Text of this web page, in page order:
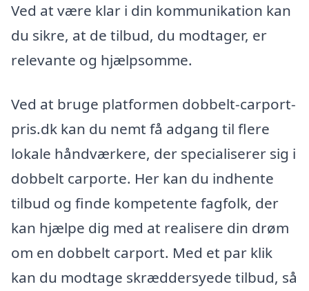
Ved at være klar i din kommunikation kan
du sikre, at de tilbud, du modtager, er
relevante og hjælpsomme.
Ved at bruge platformen dobbelt-carport-
pris.dk kan du nemt få adgang til flere
lokale håndværkere, der specialiserer sig i
dobbelt carporte. Her kan du indhente
tilbud og finde kompetente fagfolk, der
kan hjælpe dig med at realisere din drøm
om en dobbelt carport. Med et par klik
kan du modtage skræddersyede tilbud, så